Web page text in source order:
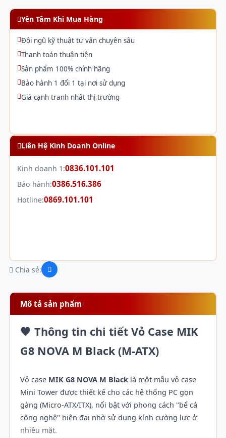
Yên Tâm Khi Mua Hàng
Đội ngũ kỹ thuật tư vấn chuyên sâu
Thanh toán thuận tiện
Sản phẩm 100% chính hãng
Bảo hành 1 đổi 1 tại nơi sử dụng
Giá cạnh tranh nhất thị trường
Liên Hệ Kinh Doanh Online
Kinh doanh 1:0836.101.101
Bảo hành:0386.516.386
Hotline:0869.101.101
Chia sẻ:
Mô tả sản phẩm
🖤 Thông tin chi tiết Vỏ Case MIK
G8 NOVA M Black (M-ATX)
Vỏ case MIK G8 NOVA M Blacklà một mẫu vỏ case
Mini Tower được thiết kế cho các hệ thống PC gọn
gàng (Micro-ATX/ITX), nổi bật với phong cách "bể cá
công nghệ" hiện đại nhờ sử dụng kính cường lực ở
nhiều mặt.